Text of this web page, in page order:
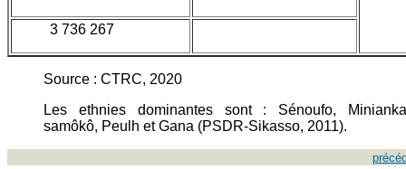
3 736 267
Source : CTRC, 2020
Les ethnies dominantes sont : Sénoufo,
samôkô, Peulh et Gana (PSDR-Sikasso, 2011).